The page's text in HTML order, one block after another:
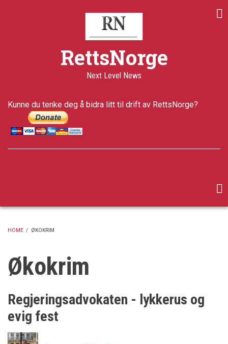
RettsNorge
Next Level News
Kunne du tenke deg å bidra litt til drift av RettsNorge?
HOME / ØKOKRIM
Økokrim
Regjeringsadvokaten - lykkerus og
evig fest